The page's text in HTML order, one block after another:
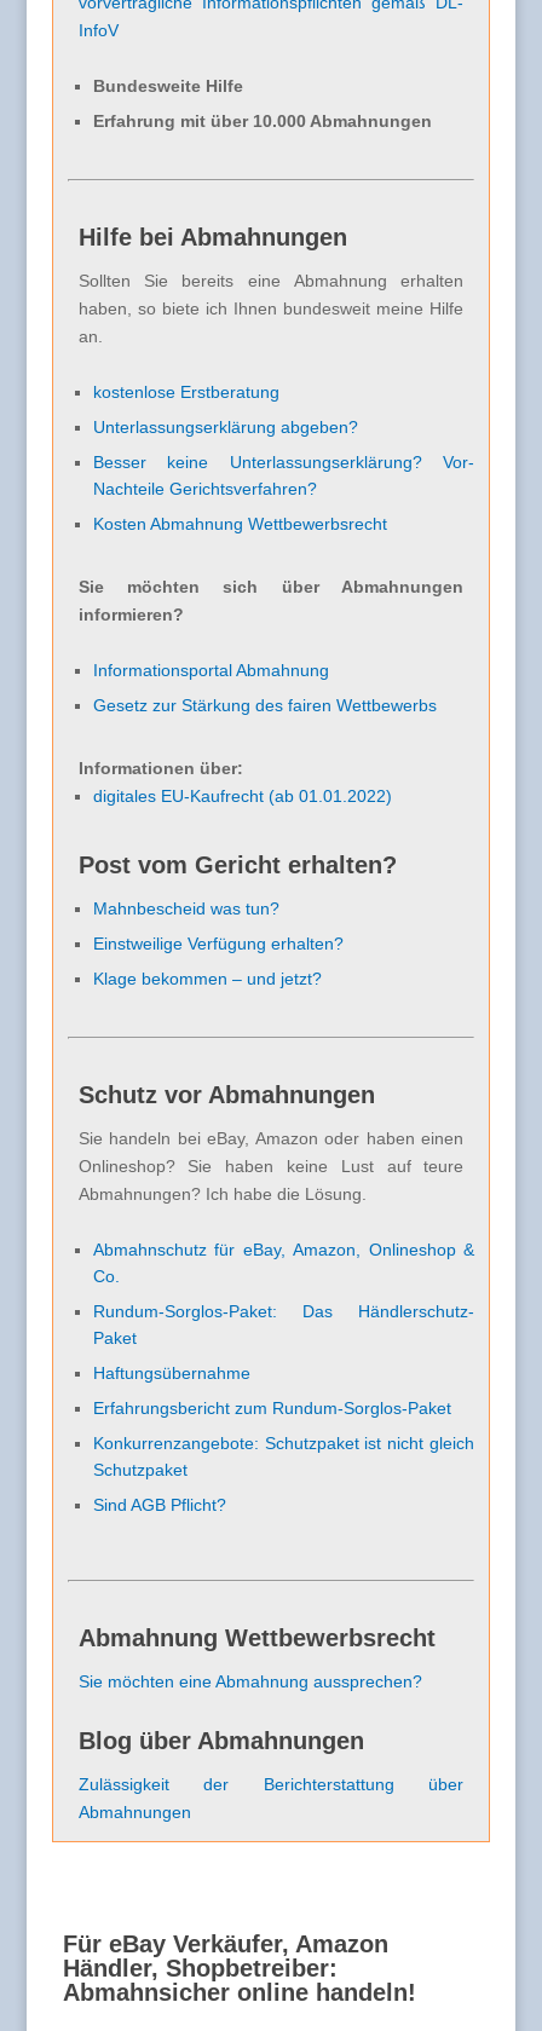
InfoV
Bundesweite Hilfe
Erfahrung mit über 10.000 Abmahnungen
Hilfe bei Abmahnungen
Sollten Sie bereits eine Abmahnung erhalten
haben, so biete ich Ihnen bundesweit meine Hilfe
an.
kostenlose Erstberatung
Unterlassungserklärung abgeben?
Besser keine Unterlassungserklärung? Vor-
Nachteile Gerichtsverfahren?
Kosten Abmahnung Wettbewerbsrecht
Sie möchten sich über Abmahnungen
informieren?
Informationsportal Abmahnung
Gesetz zur Stärkung des fairen Wettbewerbs
Informationen über:
digitales EU-Kaufrecht (ab 01.01.2022)
Post vom Gericht erhalten?
Mahnbescheid was tun?
Einstweilige Verfügung erhalten?
Klage bekommen – und jetzt?
Schutz vor Abmahnungen
Sie handeln bei eBay, Amazon oder haben einen
Onlineshop? Sie haben keine Lust auf teure
Abmahnungen? Ich habe die Lösung.
Abmahnschutz für eBay, Amazon, Onlineshop &
Co.
Rundum-Sorglos-Paket: Das Händlerschutz-
Paket
Haftungsübernahme
Erfahrungsbericht zum Rundum-Sorglos-Paket
Konkurrenzangebote: Schutzpaket ist nicht gleich
Schutzpaket
Sind AGB Pflicht?
Abmahnung Wettbewerbsrecht
Sie möchten eine Abmahnung aussprechen?
Blog über Abmahnungen
Zulässigkeit der Berichterstattung über
Abmahnungen
Für eBay Verkäufer, Amazon
Händler, Shopbetreiber:
Abmahnsicher online handeln!